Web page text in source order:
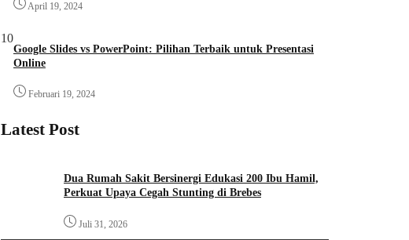
April 19, 2024
10
Google Slides vs PowerPoint: Pilihan Terbaik untuk Presentasi
Online
Februari 19, 2024
Latest Post
Dua Rumah Sakit Bersinergi Edukasi 200 Ibu Hamil,
Perkuat Upaya Cegah Stunting di Brebes
Juli 31, 2026